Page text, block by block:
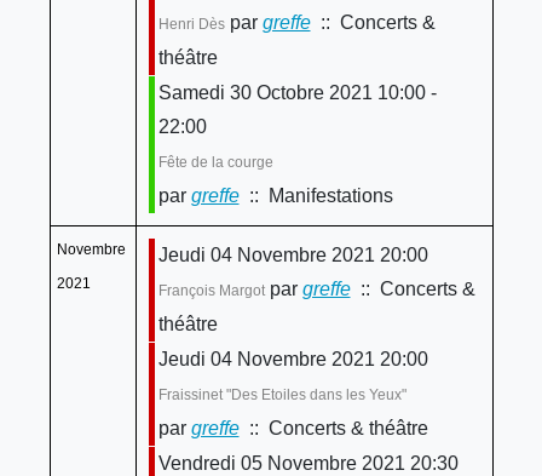
Henri Dèspar greffe:: Concerts &
théâtre
Samedi 30 Octobre 2021 10:00 -
22:00
Fête de la courge
par greffe:: Manifestations
Novembre
2021
Jeudi 04 Novembre 2021 20:00
François Margotpar greffe:: Concerts &
théâtre
Jeudi 04 Novembre 2021 20:00
Fraissinet "Des Etoiles dans les Yeux"
par greffe:: Concerts & théâtre
Vendredi 05 Novembre 2021 20:30